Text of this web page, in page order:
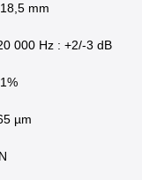
mm
000 Hz : +2/-3 dB
µm